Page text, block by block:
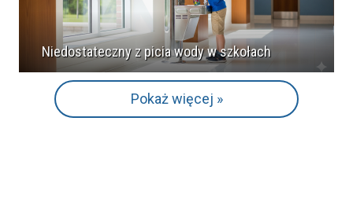
Niedostateczny z picia wody w szkołach
Pokaż więcej »